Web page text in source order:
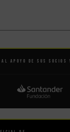
apoyo de sus socios